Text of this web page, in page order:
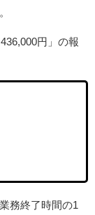
円」の報
務終了時間の1